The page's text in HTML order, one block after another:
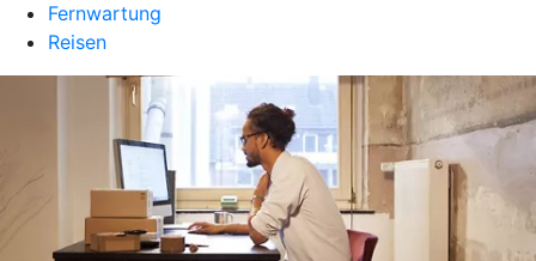
Fernwartung
Reisen